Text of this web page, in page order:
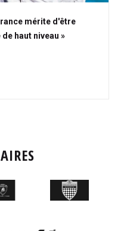
mérite d'être
haut niveau »